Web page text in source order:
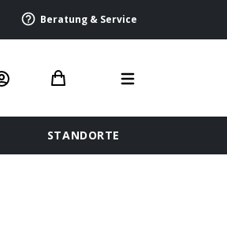
Beratung & Service
STANDORTE